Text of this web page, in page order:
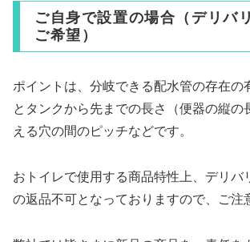
ご自身で設置の場合（デリバ
ご希望）
ポイントは、分岐できる配水管の存在の
とタンクから先までの長さ（便器の縦の
える穴の間のピッチなどです。
おトイレで使用する商品特性上、デリバ
の返品不可となっておりますので、ご注